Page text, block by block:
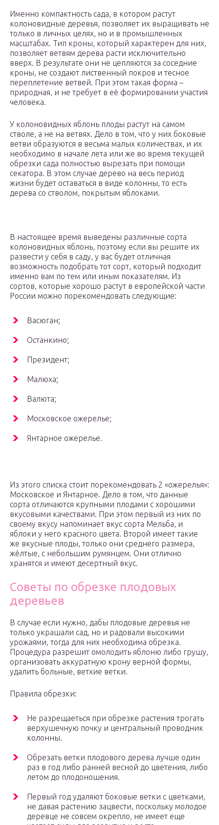
Именно компактность сада, в котором растут
колоновидные деревья, позволяет их выращивать не
только в личных целях, но и в промышленных
масштабах. Тип кроны, который характерен для них,
позволяет ветвям дерева расти исключительно
вверх. В результате они не цепляются за соседние
кроны, не создают лиственный покров и тесное
переплетение ветвей. При этом такая форма –
природная, и не требует в её формировании участия
человека.
У колоновидных яблонь плоды растут на самом
стволе, а не на ветвях. Дело в том, что у них боковые
ветви образуются в весьма малых количествах, и их
необходимо в начале лета или же во время текущей
обрезки сада полностью вырезать при помощи
секатора. В этом случае дерево на весь период
жизни будет оставаться в виде колонны, то есть
дерева со стволом, покрытым яблоками.
В настоящее время выведены различные сорта
колоновидных яблонь, поэтому если вы решите их
развести у себя в саду, у вас будет отличная
возможность подобрать тот сорт, который подходит
именно вам по тем или иным показателям. Из
сортов, которые хорошо растут в европейской части
России можно порекомендовать следующие:
Васюган;
Останкино;
Президент;
Малюха;
Валюта;
Московское ожерелье;
Янтарное ожерелье.
Из этого списка стоит порекомендовать 2 «ожерелья»:
Московское и Янтарное. Дело в том, что данные
сорта отличаются крупными плодами с хорошими
вкусовыми качествами. При этом первый из них по
своему вкусу напоминает вкус сорта Мельба, и
яблоки у него красного цвета. Второй имеет такие
же вкусные плоды, только они среднего размера,
жёлтые, с небольшим румянцем. Они отлично
хранятся и имеют десертный вкус.
Советы по обрезке плодовых
деревьев
В случае если нужно, дабы плодовые деревья не
только украшали сад, но и радовали высокими
урожаями, тогда для них необходима обрезка.
Процедура разрешит омолодить яблоню либо грушу,
организовать аккуратную крону верной формы,
удалить больные, ветхие ветки.
Правила обрезки:
Не разрещаеться при обрезке растения трогать
верхушечную почку и центральный проводник
колонны.
Обрезать ветки плодового дерева лучше один
раз в год либо ранней весной до цветения, либо
летом до плодоношения.
Первый год удаляют боковые ветки с цветками,
не давая растению зацвести, поскольку молодое
деревце не совсем окрепло, не имеет еще